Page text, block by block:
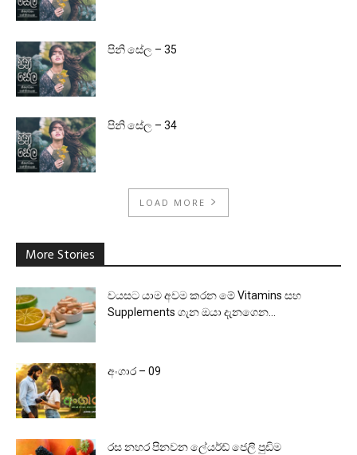
පිනි සේල – 35
පිනි සේල – 34
LOAD MORE
More Stories
වයසට යාම අවම කරන මේ Vitamins සහ
Supplements ගැන ඔයා දැනගෙන...
අංගාර – 09
රස නහර පිනවන ලේයර්ඩ් ජෙලි පුඩිම